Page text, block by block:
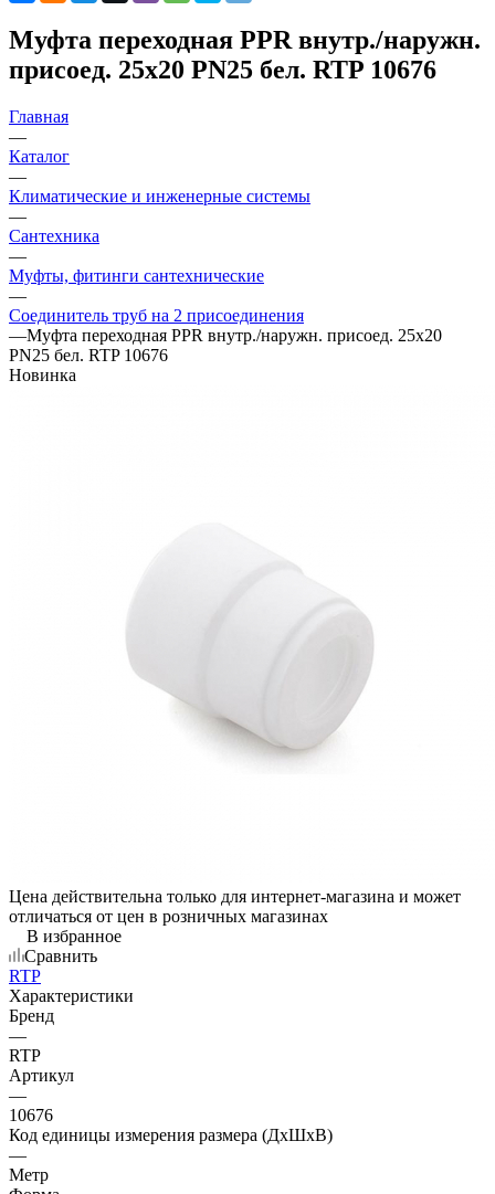
Муфта переходная PPR внутр./наружн.
присоед. 25х20 PN25 бел. RTP 10676
Главная
—
Каталог
—
Климатические и инженерные системы
—
Сантехника
—
Муфты, фитинги сантехнические
—
Соединитель труб на 2 присоединения
—Муфта переходная PPR внутр./наружн. присоед. 25х20
PN25 бел. RTP 10676
Новинка
Цена действительна только для интернет-магазина и может
отличаться от цен в розничных магазинах
В избранное
Сравнить
RTP
Характеристики
Бренд
—
RTP
Артикул
—
10676
Код единицы измерения размера (ДхШхВ)
—
Метр